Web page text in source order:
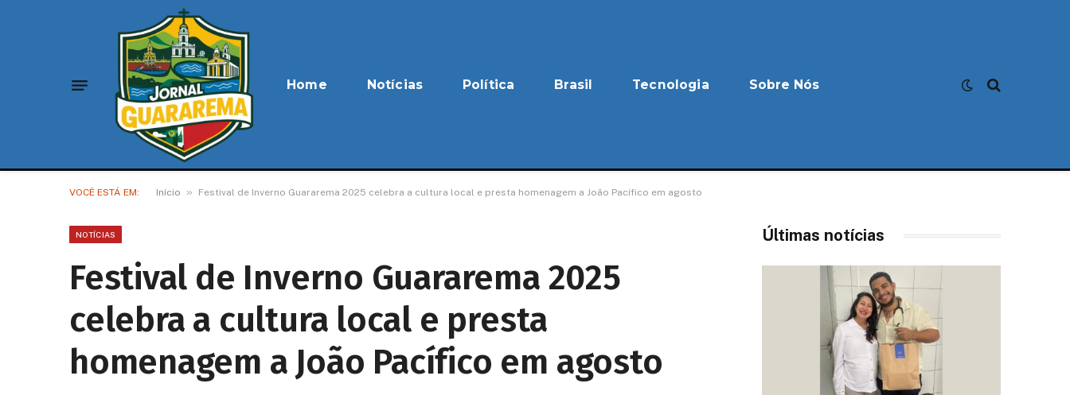
Home Notícias Política Brasil Tecnologia Sobre Nós
VOCÊ ESTÁ EM: Início » Festival de Inverno Guararema 2025 celebra a cultura local e presta homenagem a João Pacífico em agosto
NOTÍCIAS
Festival de Inverno Guararema 2025
celebra a cultura local e presta
homenagem a João Pacífico em agosto
Últimas notícias